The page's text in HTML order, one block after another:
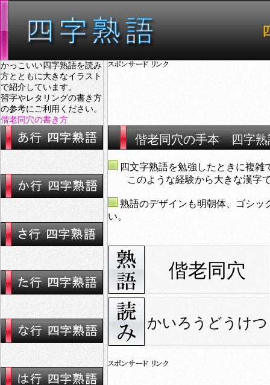
かっこいい四字熟語を読み
方とともに大きなイラスト
で紹介しています。
習字やレタリングの書き方
の参考にご利用ください。
偕老同穴の書き方
偕老同穴の手本 四字熟
四文字熟語を勉強したときに複
このような経験から大きな漢字で
熟語のデザインも明朝体、ゴシッ
い。
偕老同穴
かいろうどうけつ